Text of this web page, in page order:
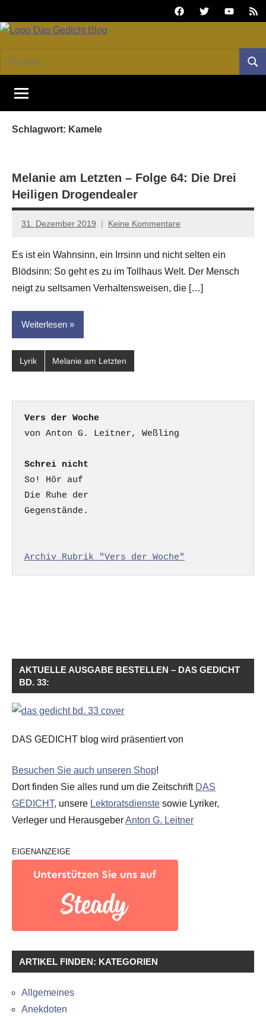
Inhalt
FacebookTwitterYoutube
GEDICHT
blog
Forum
von
DAS
und
Kritik
Suchen
nach:
Schlagwort: Kamele
Melanie am Letzten – Folge 64: Die Drei
Heiligen Drogendealer
31. Dezember 2019
Anton
Leitner
Keine Kommentare
Es ist ein Wahnsinn, ein Irrsinn und nicht selten ein
Blödsinn: So geht es zu im Tollhaus Welt. Der Mensch
neigt zu seltsamen Verhaltensweisen, die […]
Weiterlesen
Lyrik Melanie am Letzten
Vers der Woche
Schrei nicht
So! Hör auf
Die Ruhe der
Gegenstände.
Archiv Rubrik "Vers der Woche"
AKTUELLE AUSGABE BESTELLEN – DAS GEDICHT
BD. 33:
DAS GEDICHT blog wird präsentiert von
Besuchen Sie auch unseren Shop!
Dort finden Sie alles rund um die Zeitschrift DAS
GEDICHT, unsere Lektoratsdienste sowie Lyriker,
Verleger und HerausgeberAnton G. Leitner
EIGENANZEIGE
ARTIKEL FINDEN: KATEGORIEN
Allgemeines
Anekdoten